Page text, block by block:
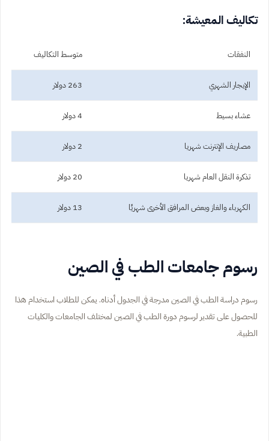
تكاليف المعيشة:
النفقات متوسط ​​التكاليف
الإيجار الشهري 263 دولار
عشاء بسيط 4 دولار
مصاريف الإنترنت شهريا 2 دولار
تذكرة النقل العام شهريا 20 دولار
الكهرباء والغاز وبعض المرافق الأخرى شهريًا 13 دولار
رسوم جامعات الطب في الصين
رسوم دراسة الطب في الصين مدرجة في الجدول أدناه. يمكن للطلاب استخدام هذا
للحصول على تقدير لرسوم دورة الطب في الصين لمختلف الجامعات والكليات
الطبية.